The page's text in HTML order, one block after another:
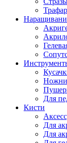
Для
Кисти
Для
Для